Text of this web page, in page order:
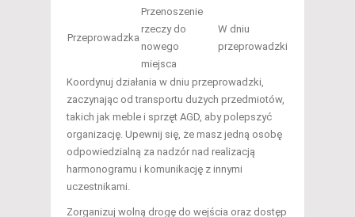
Przeprowadzka
Przenoszenie
rzeczy do
nowego
miejsca
W dniu
przeprowadzki
Koordynuj działania w dniu przeprowadzki,
zaczynając od transportu dużych przedmiotów,
takich jak meble i sprzęt AGD, aby polepszyć
organizację. Upewnij się, że masz jedną osobę
odpowiedzialną za nadzór nad realizacją
harmonogramu i komunikację z innymi
uczestnikami.
Zorganizuj wolną drogę do wejścia oraz dostęp